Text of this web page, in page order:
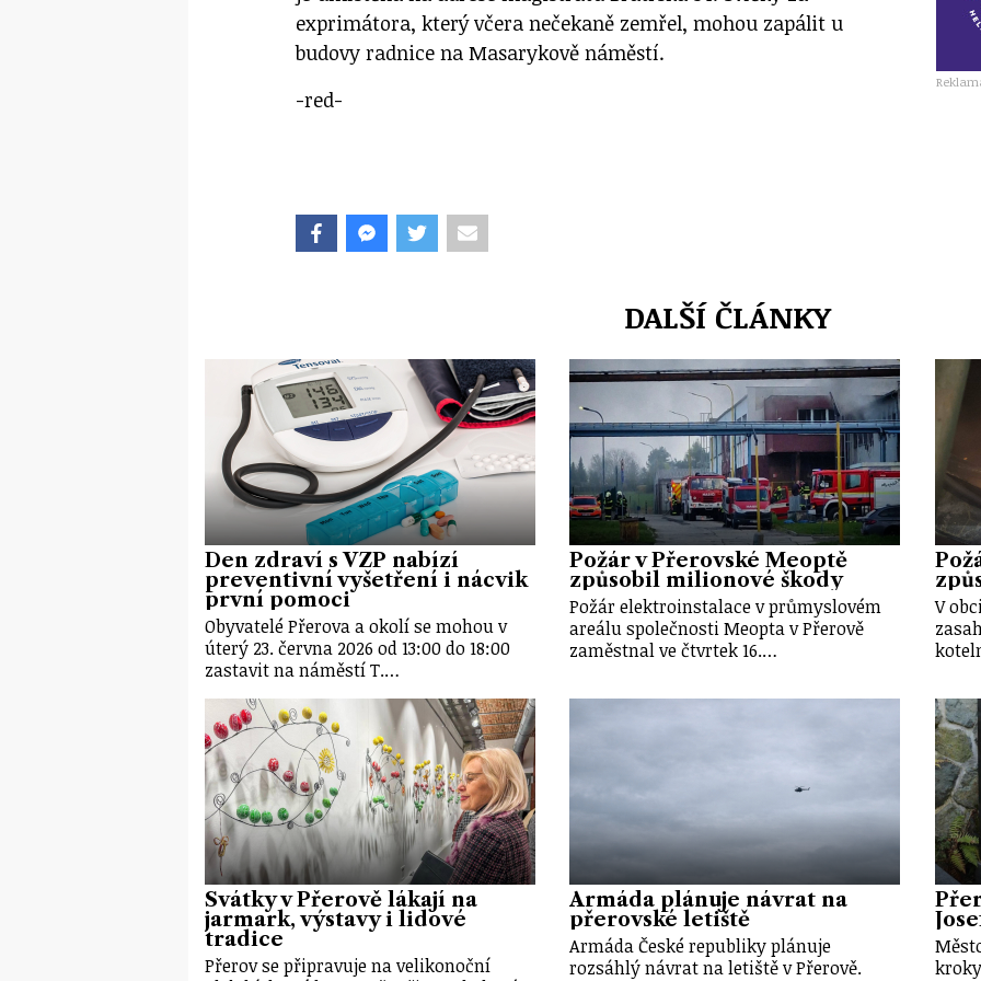
exprimátora, který včera nečekaně zemřel, mohou zapálit u
budovy radnice na Masarykově náměstí.
-red-
DALŠÍ ČLÁNKY
Den zdraví s VZP nabízí
preventivní vyšetření i nácvik
první pomoci
Obyvatelé Přerova a okolí se mohou v
úterý 23. června 2026 od 13:00 do 18:00
zastavit na náměstí T.…
Požár v Přerovské Meoptě
způsobil milionové škody
Požár elektroinstalace v průmyslovém
areálu společnosti Meopta v Přerově
zaměstnal ve čtvrtek 16.…
V
Svátky v Přerově lákají na
jarmark, výstavy i lidové
tradice
Přerov se připravuje na velikonoční
Armáda plánuje návrat na
přerovské letiště
Armáda České republiky plánuje
rozsáhlý návrat na letiště v Přerově.